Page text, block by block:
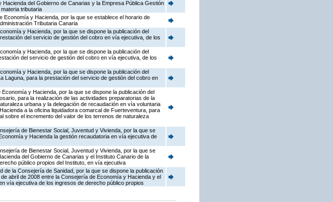
del Gobierno de Canarias y la Empresa Pública Gestión
tributaria
Economía y Hacienda, por la que se establece el horario de
Tributaria Canaria
y Hacienda, por la que se dispone la publicación del
del servicio de gestión del cobro en vía ejecutiva, de los
y Hacienda, por la que se dispone la publicación del
del servicio de gestión del cobro en vía ejecutiva, de los
y Hacienda, por la que se dispone la publicación del
Laguna, para la prestación del servicio de gestión del cobro en
y Hacienda, por la que se dispone la publicación del
para la realización de las actividades preparatorias de la
urbana y la delegación de recaudación en vía voluntaria
a la oficina liquidadora comarcal de Fuerteventura, para
sobre el incremento del valor de los terrenos de naturaleza
de Bienestar Social, Juventud y Vivienda, por la que se
y Hacienda la gestión recaudatoria en vía ejecutiva de
de Bienestar Social, Juventud y Vivienda, por la que se
del Gobierno de Canarias y el Instituto Canario de la
público propios del Instituto, en vía ejecutiva
de la Consejería de Sanidad, por la que se dispone la publicación
abril de 2008 entre la Consejería de Economía y Hacienda y el
vía ejecutiva de los ingresos de derecho público propios